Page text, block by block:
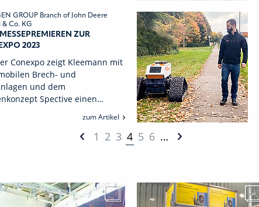
GROUP Branch of John Deere
& Co. KG
ZUR
2023
Conexpo zeigt Kleemann mit
Brech- und
und dem
Spective einen…
zum Artikel
1 2 3 4 5 6 …